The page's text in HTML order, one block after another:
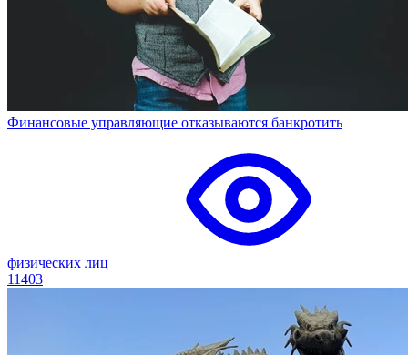
Финансовые управляющие отказываются банкротить
физических лиц
11403